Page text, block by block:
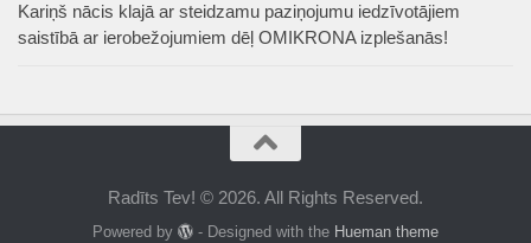
Kariņš nācis klajā ar steidzamu paziņojumu iedzīvotājiem
saistībā ar ierobežojumiem dēļ OMIKRONA izplešanās!
Radīts Tev! © 2026. All Rights Reserved.
Powered by - Designed with the Hueman theme